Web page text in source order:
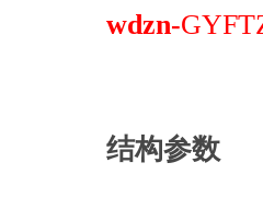
wdzn-
结构参数